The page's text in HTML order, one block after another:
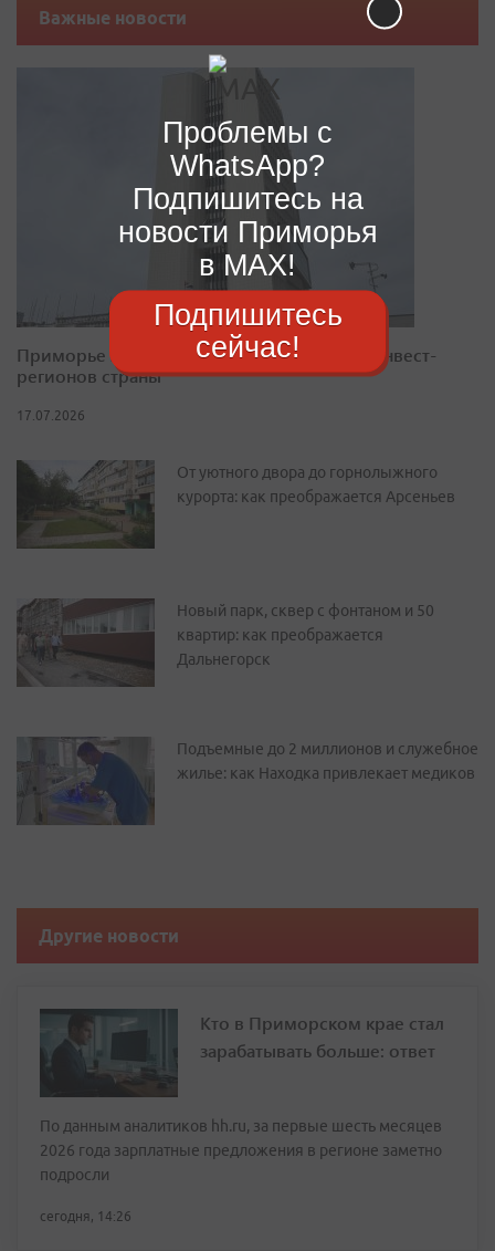
Важные новости
Приморье закрепилось в десятке лучших инвест-
регионов страны
17.07.2026
От уютного двора до горнолыжного
курорта: как преображается Арсеньев
Новый парк, сквер с фонтаном и 50
квартир: как преображается
Дальнегорск
Подъемные до 2 миллионов и служебное
жилье: как Находка привлекает медиков
Другие новости
Кто в Приморском крае стал
зарабатывать больше: ответ
По данным аналитиков hh.ru, за первые шесть месяцев
2026 года зарплатные предложения в регионе заметно
подросли
сегодня, 14:26
Проблемы с
WhatsApp?
Подпишитесь на
новости Приморья
в MAX!
Подпишитесь
сейчас!